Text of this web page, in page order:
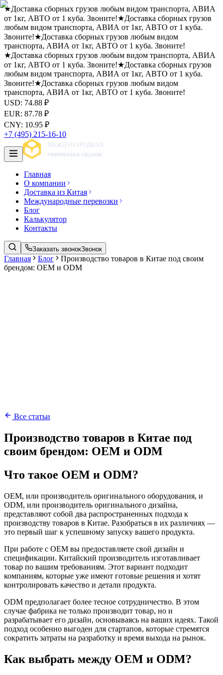
★Доставка сборных грузов любым видом транспорта, АВИА
от 1кг, АВТО от 1 куба. Звоните!★Доставка сборных грузов
любым видом транспорта, АВИА от 1кг, АВТО от 1 куба.
Звоните!★Доставка сборных грузов любым видом
транспорта, АВИА от 1кг, АВТО от 1 куба. Звоните!
★Доставка сборных грузов любым видом транспорта, АВИА
от 1кг, АВТО от 1 куба. Звоните!★Доставка сборных грузов
любым видом транспорта, АВИА от 1кг, АВТО от 1 куба.
Звоните!★Доставка сборных грузов любым видом
транспорта, АВИА от 1кг, АВТО от 1 куба. Звоните!
USD: 74.88 ₽
EUR: 87.78 ₽
CNY: 10.95 ₽
+7 (495) 215-16-10
Главная
О компании
Доставка из Китая
Международные перевозки
Блог
Калькулятор
Контакты
Заказать звонокЗвонок
Главная Блог
Производство товаров в Китае под своим
брендом: OEM и ODM
Все статьи
Производство товаров в Китае под
своим брендом: OEM и ODM
Что такое OEM и ODM?
OEM, или производитель оригинального оборудования, и
ODM, или производитель оригинального дизайна,
представляют собой два распространенных подхода к
производству товаров в Китае. Разобраться в их различиях —
это первый шаг к успешному запуску вашего продукта.
При работе с OEM вы предоставляете свой дизайн и
спецификации. Китайский производитель изготавливает
товар по вашим требованиям. Этот вариант подходит
компаниям, которые уже имеют готовые решения и хотят
контролировать качество и детали продукта.
ODM предполагает более тесное сотрудничество. В этом
случае фабрика не только производит товар, но и
разрабатывает его дизайн, основываясь на ваших идеях. Такой
подход особенно выгоден для стартапов, которые стремятся
сократить затраты на разработку и время выхода на рынок.
Как выбрать между OEM и ODM?